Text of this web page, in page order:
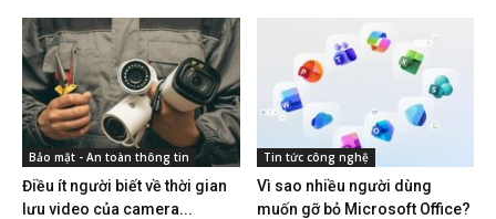
Bảo mật - An toàn thông tin
Điều ít người biết về thời gian
lưu video của camera...
Tin tức công nghệ
Vì sao nhiều người dùng
muốn gỡ bỏ Microsoft Office?